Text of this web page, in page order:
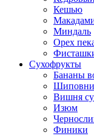
Кешью
Миндаль
Орех
Сухофрукты
Бананы
Вишня
Изюм
Финики